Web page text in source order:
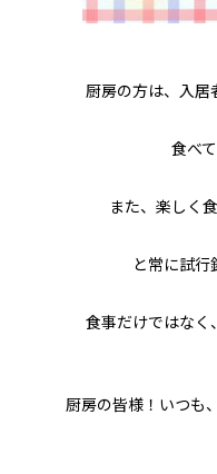
厨房の方は、入居
食べ
また、楽しく
と常に試行
食事だけではなく
厨房の皆様！いつも